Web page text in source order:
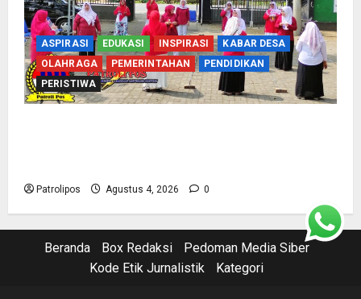
ASPIRASI EDUKASI INSPIRASI
KABAR DESA
OLAHRAGA
PEMERINTAHAN
PENDIDIKAN
PERISTIWA
Patrolipos Agustus 4, 2026 0
Beranda Box Redaksi
Pedoman Media Siber
Kode Etik Jurnalistik
Kategori